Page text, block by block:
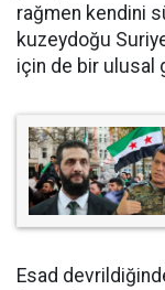
rağmen kendini
kuzeydoğu
için de bir ulusal
Esad